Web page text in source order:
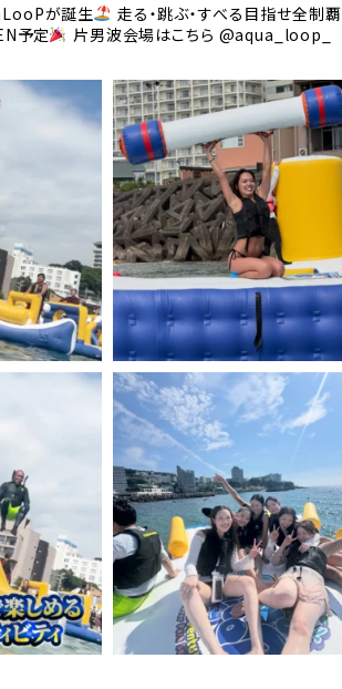
が誕生 走る・跳ぶ・すべる目指せ全制覇
予定
片男波会場はこちら @aqua_loop_